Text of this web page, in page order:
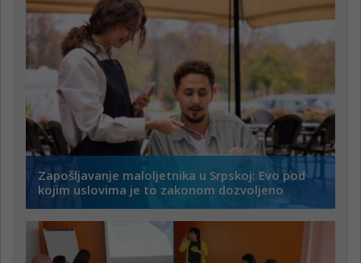
Zapošljavanje maloljetnika u Srpskoj: Evo pod
kojim uslovima je to zakonom dozvoljeno